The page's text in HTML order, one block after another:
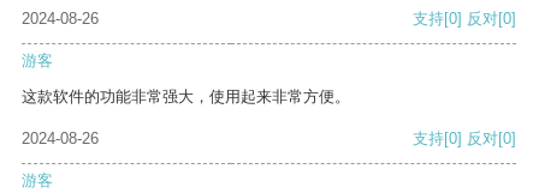
2024-08-26 支持[0] 反对[0]
游客
这款软件的功能非常强大，使用起来非常方便。
2024-08-26 支持[0] 反对[0]
游客